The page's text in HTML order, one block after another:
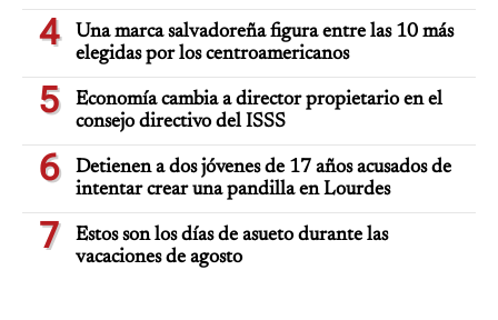
4
Una marca salvadoreña figura entre las 10 más
elegidas por los centroamericanos
5
Economía cambia a director propietario en el
consejo directivo del ISSS
6
Detienen a dos jóvenes de 17 años acusados de
intentar crear una pandilla en Lourdes
7
Estos son los días de asueto durante las
vacaciones de agosto